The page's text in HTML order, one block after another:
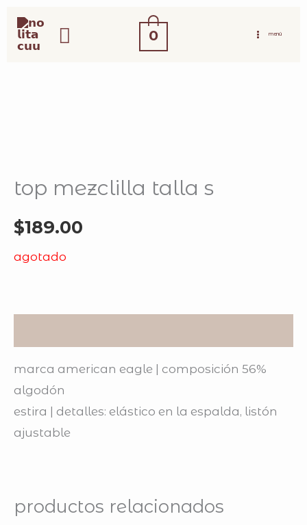
contenido
buscar 0 MENÚ
top mezclilla talla s
$189.00
agotado
marca american eagle | composición 56%
algodón
estira | detalles: elástico en la espalda, listón
ajustable
productos relacionados